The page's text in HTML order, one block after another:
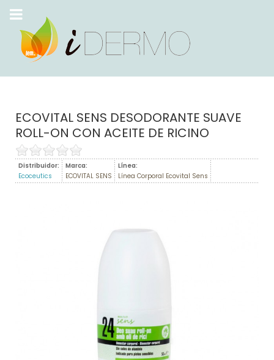
ECOVITAL SENS DESODORANTE SUAVE
ROLL-ON CON ACEITE DE RICINO
Distribuidor:
Ecoceutics
Marca:
ECOVITAL SENS
Línea:
Línea Corporal Ecovital Sens